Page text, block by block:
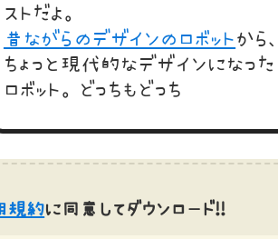
ストだよ。
昔ながらのデザインのロボットから
ちょっと現代的なデザインになった
ロボット。どっちもどっち
規約に同意してダウンロード!!